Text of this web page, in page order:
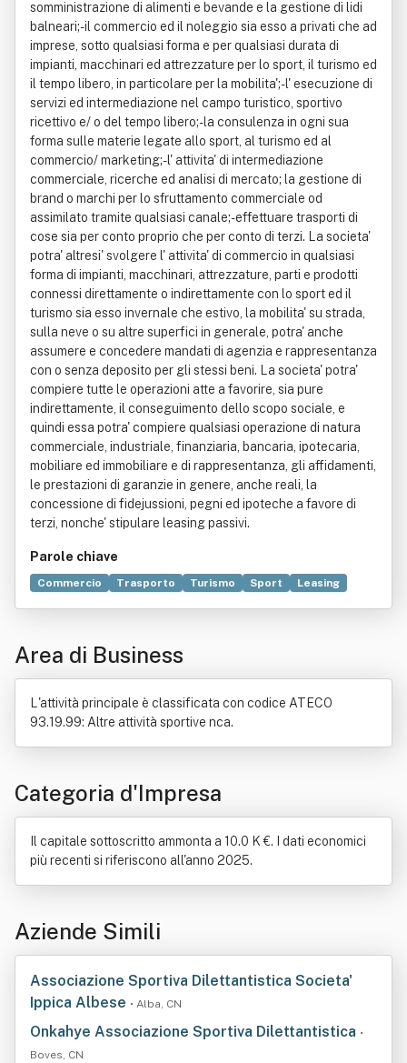
somministrazione di alimenti e bevande e la gestione di lidi
balneari;- il commercio ed il noleggio sia esso a privati che ad
imprese, sotto qualsiasi forma e per qualsiasi durata di
impianti, macchinari ed attrezzature per lo sport, il turismo ed
il tempo libero, in particolare per la mobilita';- l' esecuzione di
servizi ed intermediazione nel campo turistico, sportivo
ricettivo e/ o del tempo libero;- la consulenza in ogni sua
forma sulle materie legate allo sport, al turismo ed al
commercio/ marketing;- l' attivita' di intermediazione
commerciale, ricerche ed analisi di mercato; la gestione di
brand o marchi per lo sfruttamento commerciale od
assimilato tramite qualsiasi canale;- effettuare trasporti di
cose sia per conto proprio che per conto di terzi. La societa'
potra' altresi' svolgere l' attivita' di commercio in qualsiasi
forma di impianti, macchinari, attrezzature, parti e prodotti
connessi direttamente o indirettamente con lo sport ed il
turismo sia esso invernale che estivo, la mobilita' su strada,
sulla neve o su altre superfici in generale, potra' anche
assumere e concedere mandati di agenzia e rappresentanza
con o senza deposito per gli stessi beni. La societa' potra'
compiere tutte le operazioni atte a favorire, sia pure
indirettamente, il conseguimento dello scopo sociale, e
quindi essa potra' compiere qualsiasi operazione di natura
commerciale, industriale, finanziaria, bancaria, ipotecaria,
mobiliare ed immobiliare e di rappresentanza, gli affidamenti,
le prestazioni di garanzie in genere, anche reali, la
concessione di fidejussioni, pegni ed ipoteche a favore di
terzi, nonche' stipulare leasing passivi.
Parole chiave
Commercio Trasporto Turismo Sport
Leasing
Area di Business
L'attività principale è classificata con codice ATECO
93.19.99: Altre attività sportive nca.
Categoria d'Impresa
Il capitale sottoscritto ammonta a 10.0 K €. I dati economici
più recenti si riferiscono all'anno 2025.
Aziende Simili
Associazione Sportiva Dilettantistica Societa'
Ippica Albese • Alba, CN
Onkahye Associazione Sportiva Dilettantistica •
Boves, CN